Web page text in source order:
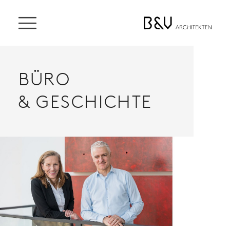
BÜRO
& GESCHICHTE